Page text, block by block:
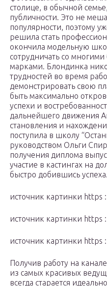
столице, в обычной
публичности. Это не
популярности, поэтому
решила стать
окончила модельную
сотрудничать со
марками. Блондинка
трудностей во время
демонстрировать свою
быть максимально
успехи и
дальнейшего движения
становления и
поступила в школу
руководством Ольги
получения диплома
участие в кастингах на
быстро добившись успеха.
источник картинки https
источник картинки https
источник картинки https
Получив работу на
из самых красивых
всегда старается